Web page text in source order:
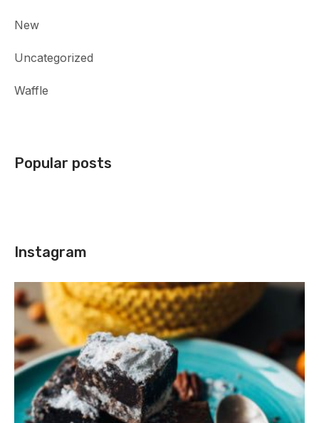
New
Uncategorized
Waffle
Popular posts
Instagram